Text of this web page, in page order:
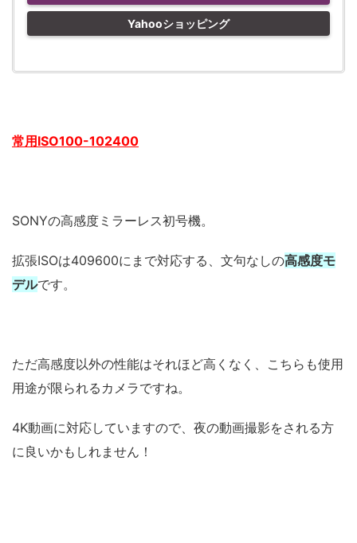
Yahooショッピング
常用ISO100-102400
SONYの高感度ミラーレス初号機。
拡張ISOは409600にまで対応する、文句なしの高感度モ
デルです。
ただ高感度以外の性能はそれほど高くなく、こちらも使用
用途が限られるカメラですね。
4K動画に対応していますので、夜の動画撮影をされる方
に良いかもしれません！